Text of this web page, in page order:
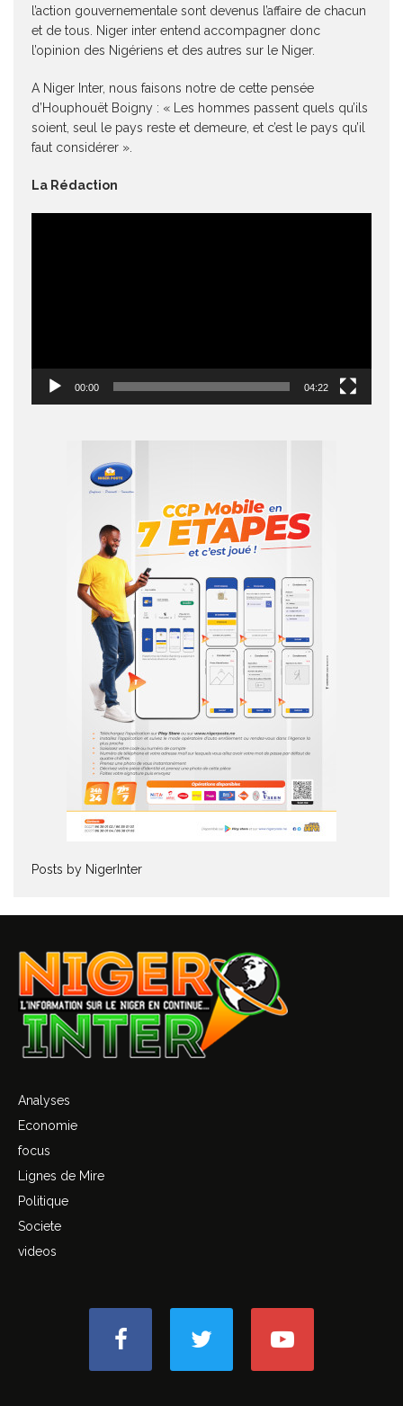
l’action gouvernementale sont devenus l’affaire de chacun
et de tous. Niger inter entend accompagner donc
l’opinion des Nigériens et des autres sur le Niger.
A Niger Inter, nous faisons notre de cette pensée
d’Houphouët Boigny : « Les hommes passent quels qu’ils
soient, seul le pays reste et demeure, et c’est le pays qu’il
faut considérer ».
La Rédaction
00:00 04:22
Posts by NigerInter
Analyses
Economie
focus
Lignes de Mire
Politique
Societe
videos